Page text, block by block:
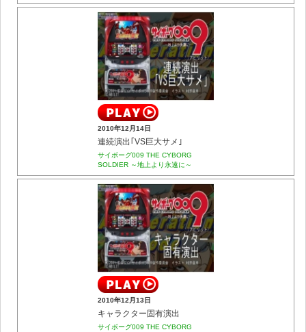
2010年12月14日
連続演出｢VS巨大サメ｣
サイボーグ009 THE CYBORG
SOLDIER ～地上より永遠に～
2010年12月13日
キャラクター固有演出
サイボーグ009 THE CYBORG